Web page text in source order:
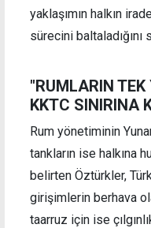
yaklaşımın halkın
sürecini baltaladığını
"RUMLARIN
KKTC SINIRINA
Rum yönetiminin
tankların ise halkına
belirten Öztürkler,
girişimlerin berhava
taarruz için ise